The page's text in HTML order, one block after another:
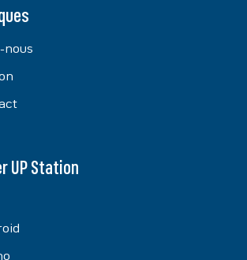
nous
UP Station